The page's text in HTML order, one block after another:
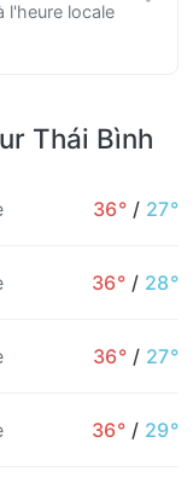
l'heure locale
Thái Bình
36° / 27°
36° / 28°
36° / 27°
36° / 29°